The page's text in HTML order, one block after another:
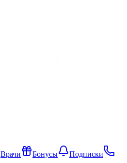
Врачи Бонусы
Подписки